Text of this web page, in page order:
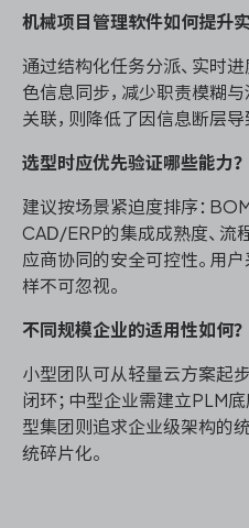
机械项目管理软件如何提升实
通过结构化任务分派、实时
色信息同步，减少职责模糊
关联，则降低了因信息断层导
选型时应优先验证哪些能力？
建议按场景紧迫度排序：
CAD/ERP的集成成熟度、流
应商协同的安全可控性。用
样不可忽视。
不同规模企业的适用性如何？
小型团队可从轻量云方案起
闭环；中型企业需建立PLM
型集团则追求企业级架构的
统碎片化。